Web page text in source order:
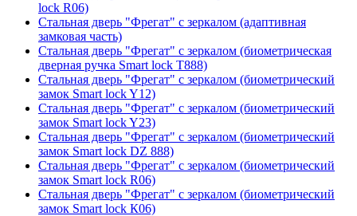
lock R06)
Стальная дверь "Фрегат" с зеркалом (адаптивная
замковая часть)
Стальная дверь "Фрегат" с зеркалом (биометрическая
дверная ручка Smart lock T888)
Стальная дверь "Фрегат" с зеркалом (биометрический
замок Smart lock Y12)
Стальная дверь "Фрегат" с зеркалом (биометрический
замок Smart lock Y23)
Стальная дверь "Фрегат" с зеркалом (биометрический
замок Smart lock DZ 888)
Стальная дверь "Фрегат" с зеркалом (биометрический
замок Smart lock R06)
Стальная дверь "Фрегат" с зеркалом (биометрический
замок Smart lock К06)